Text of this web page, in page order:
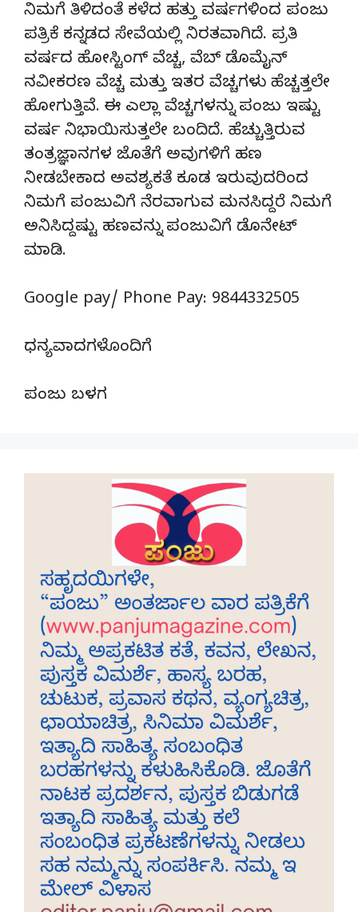
ನಿಮಗೆ ತಿಳಿದಂತೆ ಕಳೆದ ಹತ್ತು ವರ್ಷಗಳಿಂದ ಪಂಜು
ಪತ್ರಿಕೆ ಕನ್ನಡದ ಸೇವೆಯಲ್ಲಿ ನಿರತವಾಗಿದೆ. ಪ್ರತಿ
ವರ್ಷದ ಹೋಸ್ಟಿಂಗ್‌ ವೆಚ್ಚ, ವೆಬ್‌ ಡೊಮೈನ್‌
ನವೀಕರಣ ವೆಚ್ಚ ಮತ್ತು ಇತರ ವೆಚ್ಚಗಳು ಹೆಚ್ಚತ್ತಲೇ
ಹೋಗುತ್ತಿವೆ. ಈ ಎಲ್ಲಾ ವೆಚ್ಚಗಳನ್ನು ಪಂಜು ಇಷ್ಟು
ವರ್ಷ ನಿಭಾಯಿಸುತ್ತಲೇ ಬಂದಿದೆ. ಹೆಚ್ಚುತ್ತಿರುವ
ತಂತ್ರಜ್ಞಾನಗಳ ಜೊತೆಗೆ ಅವುಗಳಿಗೆ ಹಣ
ನೀಡಬೇಕಾದ ಅವಶ್ಯಕತೆ ಕೂಡ ಇರುವುದರಿಂದ
ನಿಮಗೆ ಪಂಜುವಿಗೆ ನೆರವಾಗುವ ಮನಸಿದ್ದರೆ ನಿಮಗೆ
ಅನಿಸಿದ್ದಷ್ಟು ಹಣವನ್ನು ಪಂಜುವಿಗೆ ಡೊನೇಟ್‌
ಮಾಡಿ.
Google pay/ Phone Pay: 9844332505
ಧನ್ಯವಾದಗಳೊಂದಿಗೆ
ಪಂಜು ಬಳಗ